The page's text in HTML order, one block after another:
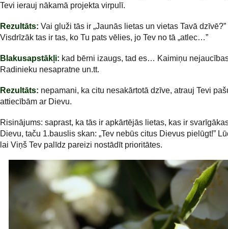
Tevi ierauj nākamā projekta virpulī.
Rezultāts: Vai gluži tās ir „Jaunās lietas un vietas Tavā
Visdrīzāk tas ir tas, ko Tu pats vēlies, jo Tev no tā „atlec…”
Blakusapstākļi: kad bērni izaugs, tad es… Kaimiņu
Radinieku nesapratne un.tt.
Rezultāts: nepamani, ka citu nesakārtotā dzīve, atrauj Tevi
attiecībām ar Dievu.
Risinājums: saprast, ka tās ir apkārtējās lietas, kas ir
Dievu, taču 1.bauslis skan: „Tev nebūs citus Dievus pielūgt!”
lai Viņš Tev palīdz pareizi nostādīt prioritātes.